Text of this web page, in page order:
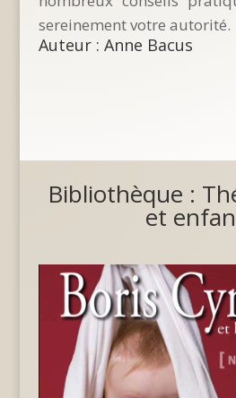
sereinement votre autorité.
Auteur : Anne Bacus
Bibliothèque :
et